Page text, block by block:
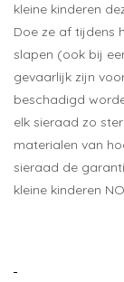
kleine kinderen
Doe ze af tijdens
slapen (ook bij
gevaarlijk zijn
beschadigd
elk sieraad zo
materialen van
sieraad de
kleine kinderen